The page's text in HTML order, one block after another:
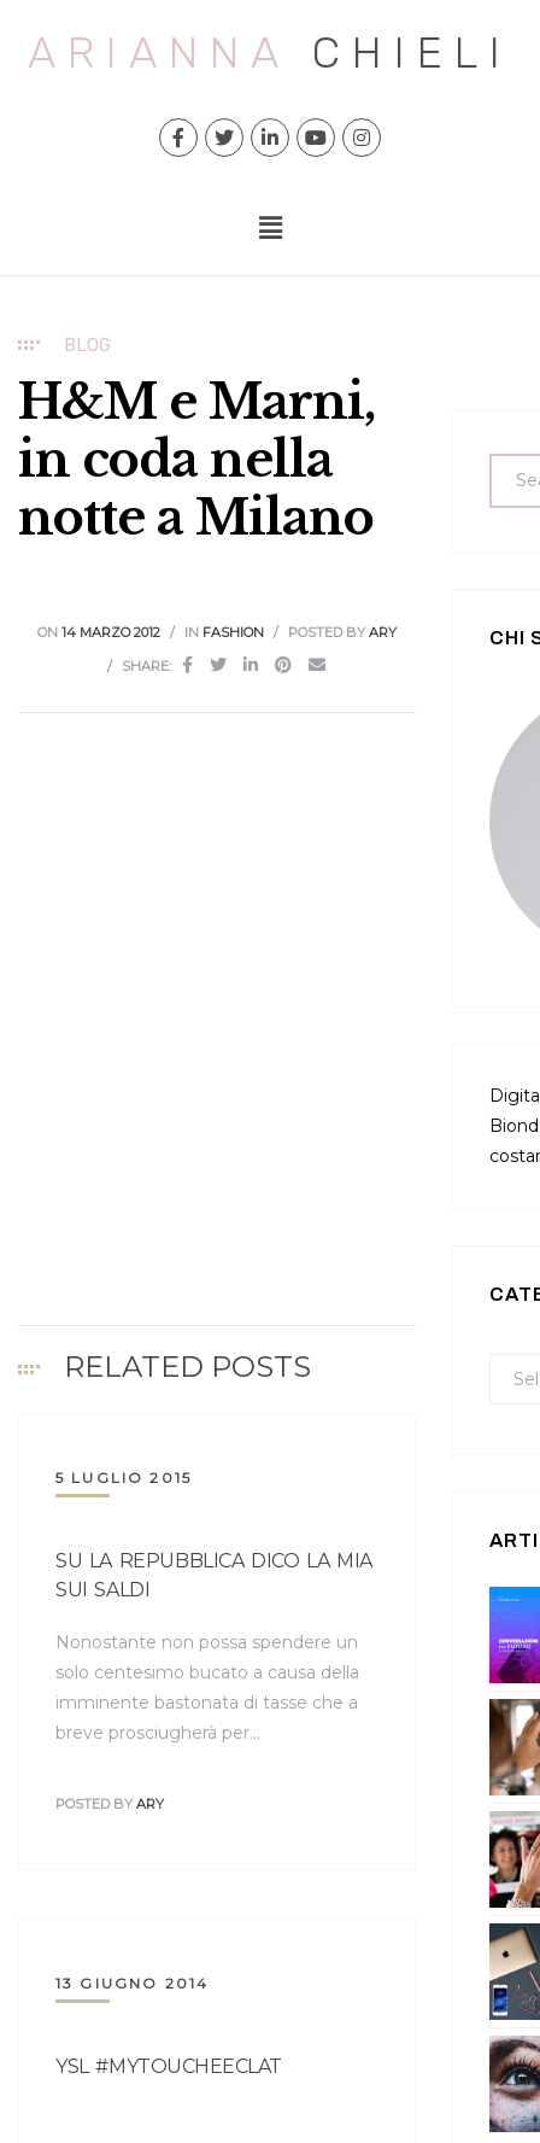
ARIANNA CHIELI
BLOG
H&M e Marni,
in coda nella
notte a Milano
ON 14 MARZO 2012 IN FASHION POSTED BY ARY
SHARE:
RELATED POSTS
5 LUGLIO 2015
SU LA REPUBBLICA DICO LA MIA
SUI SALDI
Nonostante non possa spendere un
solo centesimo bucato a causa della
imminente bastonata di tasse che a
breve prosciugherà per…
POSTED BY ARY
13 GIUGNO 2014
YSL #MYTOUCHEECLAT
CHI